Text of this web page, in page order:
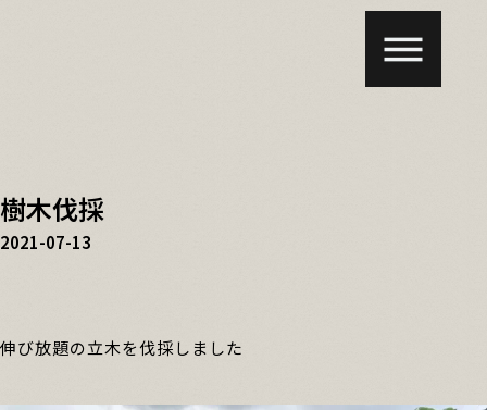
樹木伐採
2021-07-13
伸び放題の立木を伐採しました